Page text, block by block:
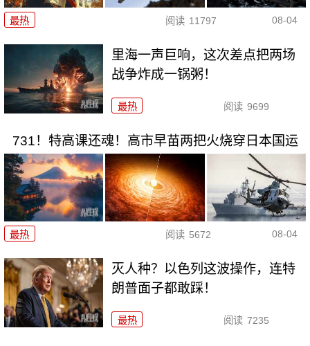
最热 阅读 11797 08-04
里海一声巨响，这次差点把两场
战争炸成一锅粥！
最热 阅读 9699
731！特高课还魂！高市早苗两把火烧穿日本国运
最热 阅读 5672 08-04
灭人种？以色列这波操作，连特
朗普面子都敢踩！
最热 阅读 7235